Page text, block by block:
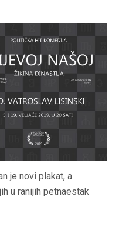
je novi plakat, a
u ranijih petnaestak